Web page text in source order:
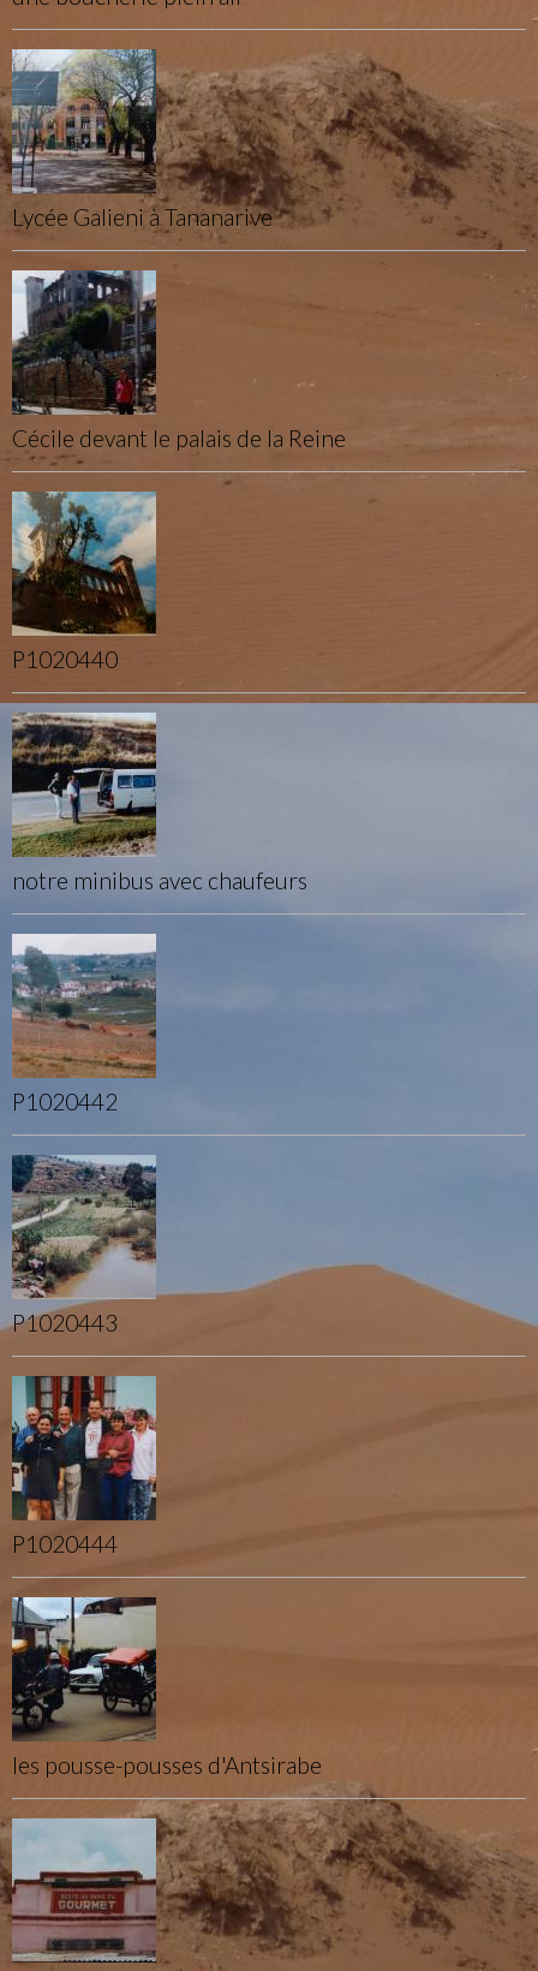
Lycée Galieni à Tananarive
Cécile devant le palais de la Reine
P1020440
notre minibus avec chaufeurs
P1020442
P1020443
P1020444
les pousse-pousses d'Antsirabe